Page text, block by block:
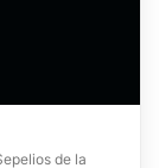
de la